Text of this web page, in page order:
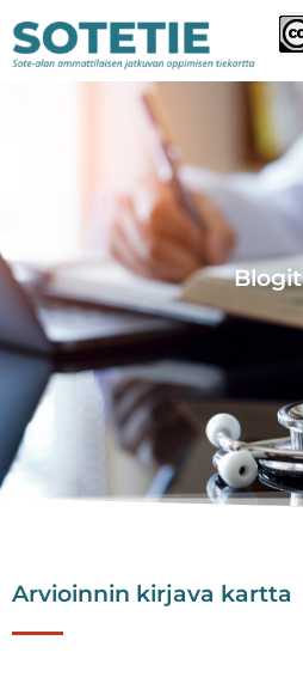
Blogit
Arvioinnin kirjava kartta